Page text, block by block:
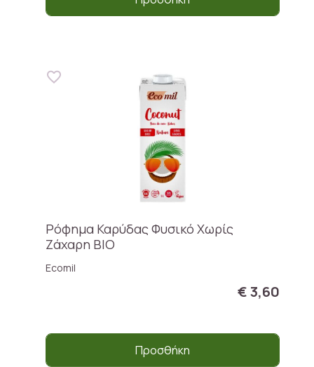
Ρόφημα Καρύδας Φυσικό Χωρίς
Ζάχαρη ΒΙΟ
Ecomil
€ 3,60
Προσθήκη